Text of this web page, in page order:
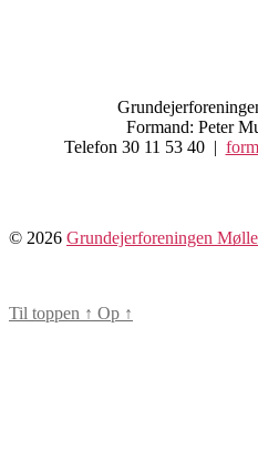
Formand: Peter
Telefon 30 11 53 40 |
© 2026 Grundejerforeningen
Til toppen ↑ Op ↑